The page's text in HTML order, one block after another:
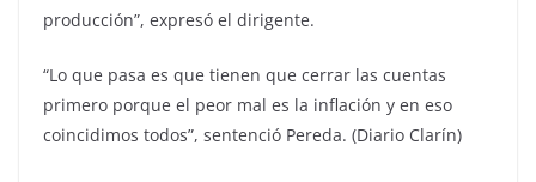
producción”, expresó el dirigente.
“Lo que pasa es que tienen que cerrar las cuentas
primero porque el peor mal es la inflación y en eso
coincidimos todos”, sentenció Pereda. (Diario Clarín)